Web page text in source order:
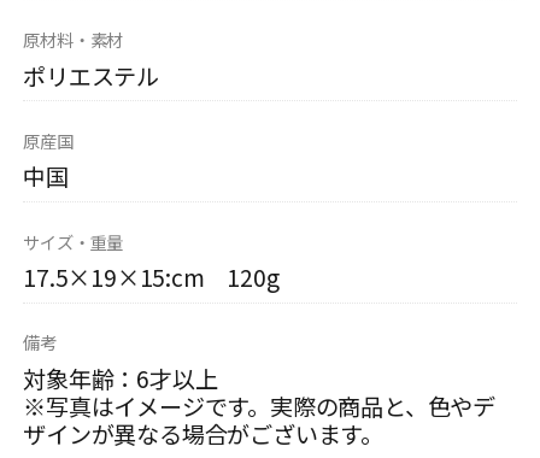
原材料・素材
ポリエステル
原産国
中国
サイズ・重量
17.5×19×15:cm 120g
備考
対象年齢：6才以上
※写真はイメージです。実際の商品と、色やデ
ザインが異なる場合がございます。